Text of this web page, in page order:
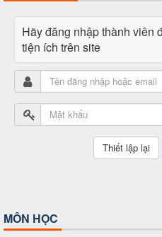
Hãy đăng nhập thành viên
tiện ích trên site
MÔN HỌC